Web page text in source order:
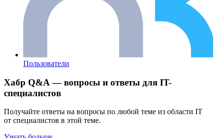
Пользователи
Хабр Q&A — вопросы и ответы для IT-
специалистов
Получайте ответы на вопросы по любой теме из области IT
от специалистов в этой теме.